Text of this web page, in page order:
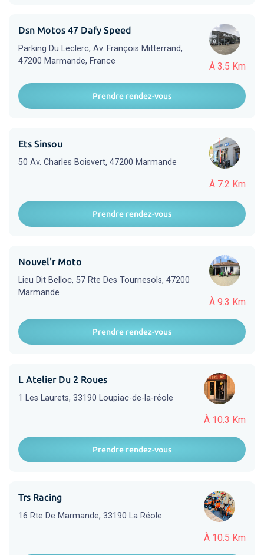
À 3.5 Km
Dsn Motos 47 Dafy Speed
Parking Du Leclerc, Av. François Mitterrand,
47200 Marmande, France
Prendre rendez-vous
À 7.2 Km
Ets Sinsou
50 Av. Charles Boisvert, 47200 Marmande
Prendre rendez-vous
À 9.3 Km
Nouvel'r Moto
Lieu Dit Belloc, 57 Rte Des Tournesols, 47200
Marmande
Prendre rendez-vous
À 10.3 Km
L Atelier Du 2 Roues
1 Les Laurets, 33190 Loupiac-de-la-réole
Prendre rendez-vous
À 10.5 Km
Trs Racing
16 Rte De Marmande, 33190 La Réole